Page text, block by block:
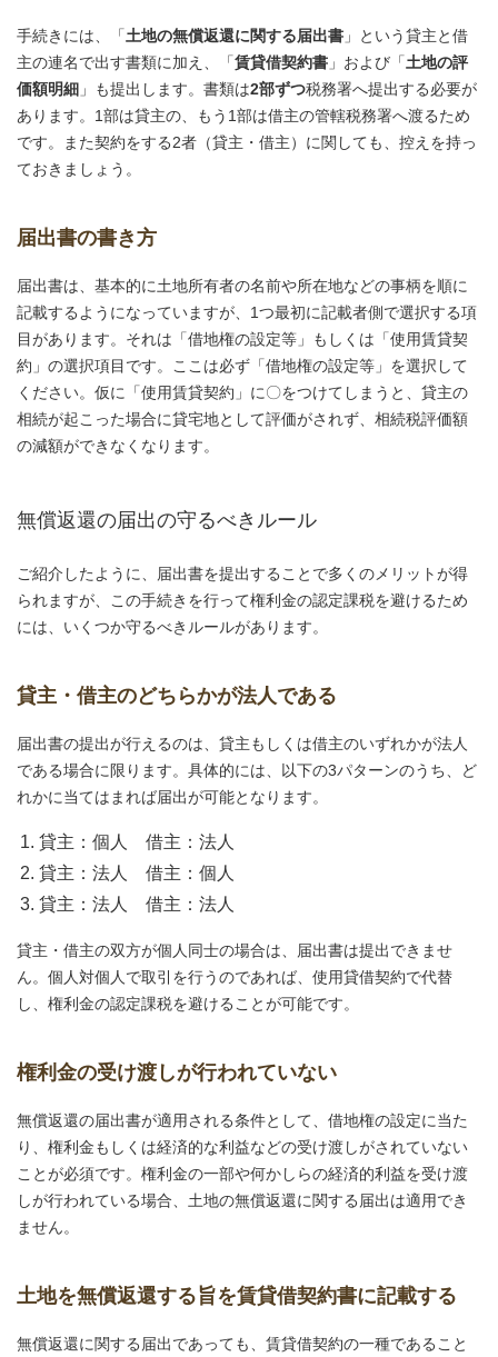
手続きには、「土地の無償返還に関する届出書 」という貸主と借
主の連名で出す書類に加え、「賃貸借契約書 」および「土地の評
価額明細 」も提出します。書類は2部ずつ税務署へ提出する必要が
あります。1部は貸主の、もう1部は借主の管轄税務署へ渡るため
です。また契約をする2者（貸主・借主）に関しても、控えを持っ
ておきましょう。
届出書の書き方
届出書は、基本的に土地所有者の名前や所在地などの事柄を順に
記載するようになっていますが、1つ最初に記載者側で選択する項
目があります。それは「借地権の設定等」もしくは「使用賃貸契
約」の選択項目です。ここは必ず「借地権の設定等」を選択して
ください。仮に「使用賃貸契約」に〇をつけてしまうと、貸主の
相続が起こった場合に貸宅地として評価がされず、相続税評価額
の減額ができなくなります。
無償返還の届出の守るべきルール
ご紹介したように、届出書を提出することで多くのメリットが得
られますが、この手続きを行って権利金の認定課税を避けるため
には、いくつか守るべきルールがあります。
貸主・借主のどちらかが法人である
届出書の提出が行えるのは、貸主もしくは借主のいずれかが法人
である場合に限ります。具体的には、以下の3パターンのうち、ど
れかに当てはまれば届出が可能となります。
貸主：個人 借主：法人
貸主：法人 借主：個人
貸主：法人 借主：法人
貸主・借主の双方が個人同士の場合は、届出書は提出できませ
ん。個人対個人で取引を行うのであれば、使用貸借契約で代替
し、権利金の認定課税を避けることが可能です。
権利金の受け渡しが行われていない
無償返還の届出書が適用される条件として、借地権の設定に当た
り、権利金もしくは経済的な利益などの受け渡しがされていない
ことが必須です。権利金の一部や何かしらの経済的利益を受け渡
しが行われている場合、土地の無償返還に関する届出は適用でき
ません。
土地を無償返還する旨を賃貸借契約書に記載する
無償返還に関する届出であっても、賃貸借契約の一種であること